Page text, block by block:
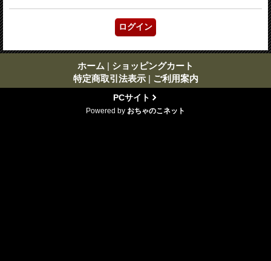
ホーム | ショッピングカート
特定商取引法表示 | ご利用案内
PCサイト
Powered by おちゃのこネット